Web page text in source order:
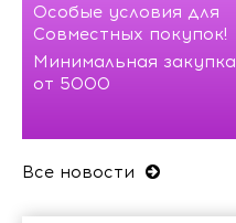
Особые условия для
Совместных покупок!
Минимальная закупка
от 5000
Все новости